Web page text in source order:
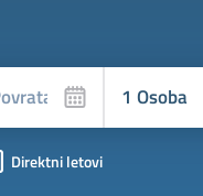
Direktni letovi